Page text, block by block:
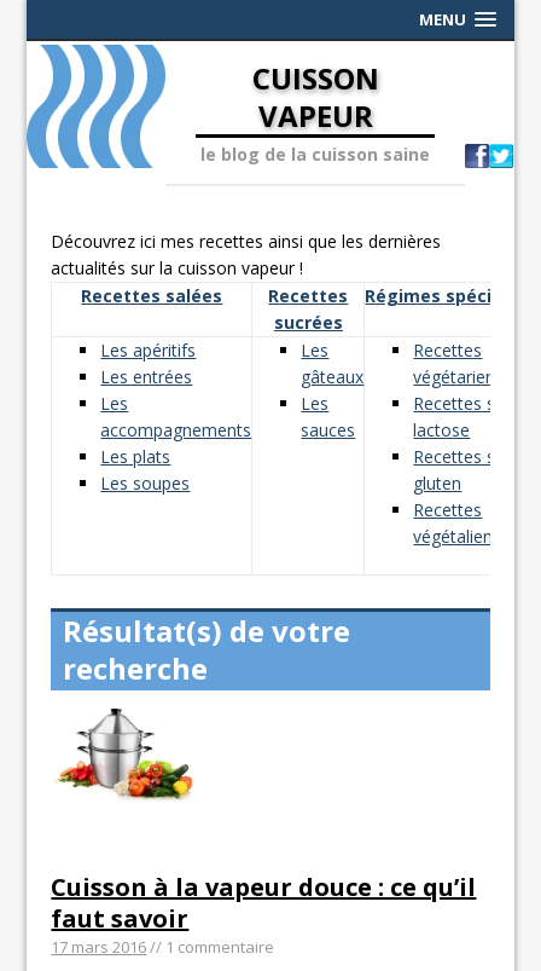
MENU
CUISSON
VAPEUR
le blog de la cuisson saine
Découvrez ici mes recettes ainsi que les dernières
actualités sur la cuisson vapeur !
Recettes salées
Recettes
sucrées
Régimes spéciaux
Les apéritifs
Les entrées
Les
accompagnements
Les plats
Les soupes
Les
gâteaux
Les
sauces
Recettes
végétariennes
Recettes sans
lactose
Recettes sans
gluten
Recettes
végétaliennes
Résultat(s) de votre
recherche
Cuisson à la vapeur douce : ce qu’il
faut savoir
17 mars 2016// 1 commentaire